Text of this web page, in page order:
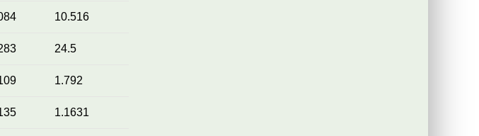
10.516
24.5
1.792
1.1631